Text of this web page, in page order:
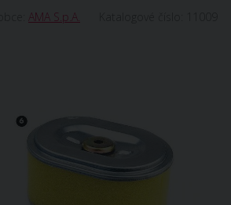
AMA S.p.A.